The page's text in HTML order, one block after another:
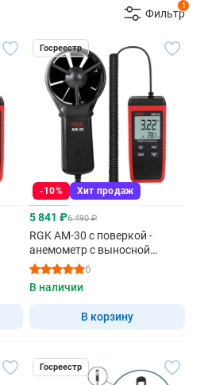
1
Фильтр
Госреестр
-10% Хит продаж
5 841 ₽6 490 ₽
RGK AM-30 с поверкой -
анемометр с выносной
крыльчаткой
6
В наличии
В корзину
Госреестр